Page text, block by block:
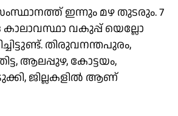
ഇന്നും മഴ തുടരും. 7
കാലാവസ്ഥാ വകുപ്പ് യെല്ലോ
തിരുവനന്തപുരം,
ആലപ്പുഴ, കോട്ടയം,
ജില്ലകളിൽ ആണ്